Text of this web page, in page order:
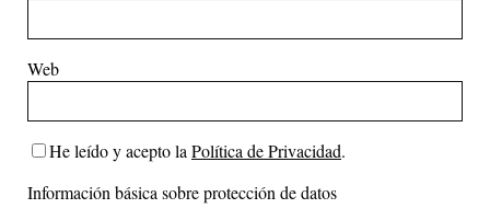
Web
He leído y acepto la Política de Privacidad.
Información básica sobre protección de datos